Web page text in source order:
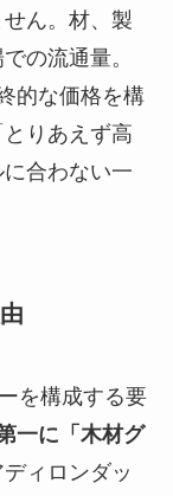
ん。材、製
の流通量。
的な価格を構
りあえず高
合わない一
を構成する要
一に「木材グ
ィロンダッ